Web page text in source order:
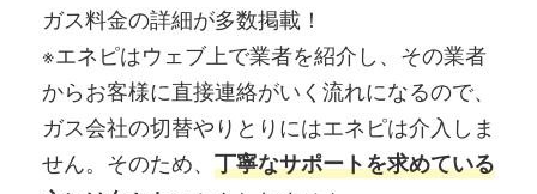
ガス料金の詳細が多数掲載！
※エネピはウェブ上で業者を紹介し、その業者
からお客様に直接連絡がいく流れになるので、
ガス会社の切替やりとりにはエネピは介入しま
せん。そのため、 丁寧なサポートを求めている